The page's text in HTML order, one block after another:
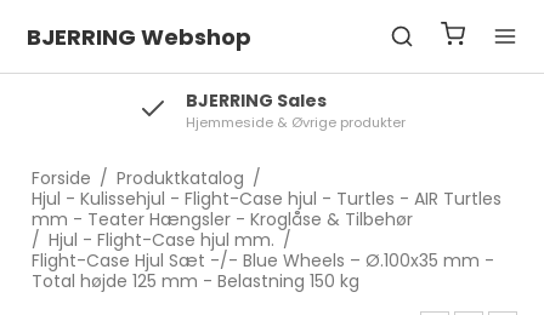
BJERRING Webshop
BJERRING Sales
Hjemmeside & Øvrige produkter
Forside / Produktkatalog /
Hjul - Kulissehjul - Flight-Case hjul - Turtles - AIR Turtles
mm - Teater Hængsler - Kroglåse & Tilbehør
/ Hjul - Flight-Case hjul mm. /
Flight-Case Hjul Sæt -/- Blue Wheels – Ø.100x35 mm -
Total højde 125 mm - Belastning 150 kg